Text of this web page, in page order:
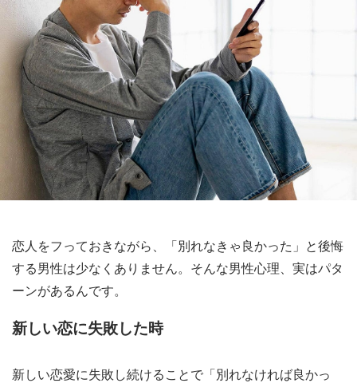
恋人をフっておきながら、「別れなきゃ良かった」と後悔
する男性は少なくありません。そんな男性心理、実はパタ
ーンがあるんです。
新しい恋に失敗した時
新しい恋愛に失敗し続けることで「別れなければ良かっ